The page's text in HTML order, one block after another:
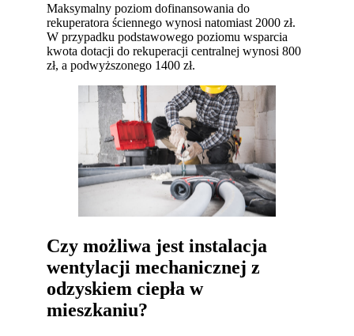
Maksymalny poziom dofinansowania do
rekuperatora ściennego wynosi natomiast 2000 zł.
W przypadku podstawowego poziomu wsparcia
kwota dotacji do rekuperacji centralnej wynosi 800
zł, a podwyższonego 1400 zł.
Czy możliwa jest instalacja
wentylacji mechanicznej z
odzyskiem ciepła w
mieszkaniu?